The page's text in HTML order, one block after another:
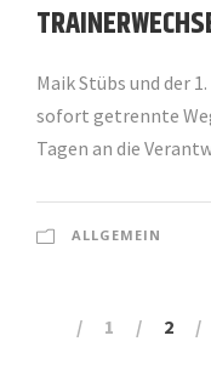
Maik Stübs und der
sofort getrennte
Tagen an die
ALLGEMEIN
1 2